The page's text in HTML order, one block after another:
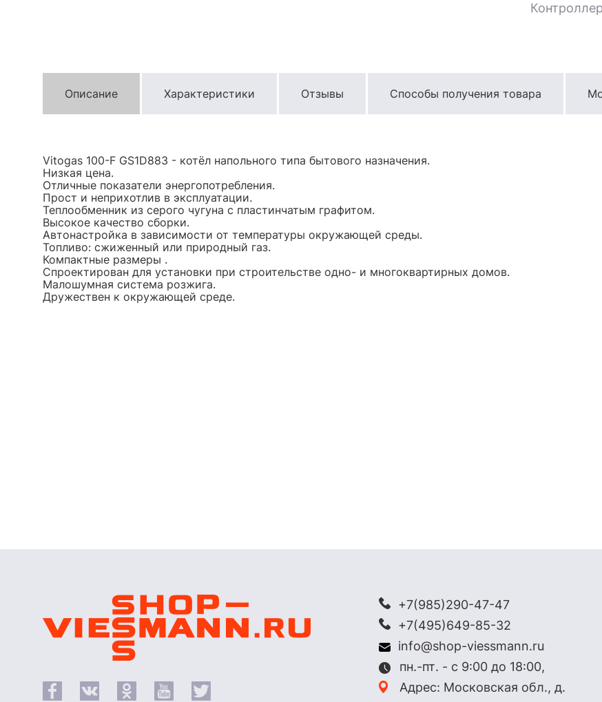
Контроллер
Описание Характеристики Отзывы Способы получения товара
Vitogas 100-F GS1D883 - котёл напольного типа бытового назначения.
Низкая цена.
Отличные показатели энергопотребления.
Прост и неприхотлив в эксплуатации.
Теплообменник из серого чугуна с пластинчатым графитом.
Высокое качество сборки.
Автонастройка в зависимости от температуры окружающей среды.
Топливо: сжиженный или природный газ.
Компактные размеры .
Спроектирован для установки при строительстве одно- и многоквартирных домов.
Малошумная система розжига.
Дружествен к окружающей среде.
+7(985)290-47-47
+7(495)649-85-32
info@shop-viessmann.ru
пн.-пт. - с 9:00 до 18:00,
Адрес: Московская обл., д.